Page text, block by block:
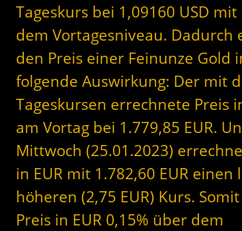
Tageskurs bei 1,09160 USD
dem Vortagesniveau. Dadurch
den Preis einer Feinunze Gold
folgende Auswirkung: Der mit
Tageskursen errechnete Preis
am Vortag bei 1.779,85 EUR.
Mittwoch (25.01.2023)
in EUR mit 1.782,60 EUR einen
höheren (2,75 EUR) Kurs.
Preis in EUR 0,15% über dem